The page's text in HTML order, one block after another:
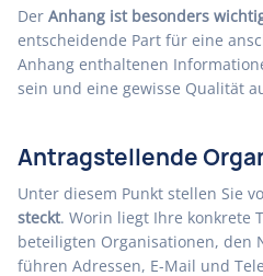
Der Anhang ist besonders
entscheidende Part für eine
Anhang enthaltenen
sein und eine gewisse Qualität
Antragstellende
Unter diesem Punkt stellen Sie
steckt. Worin liegt Ihre konkrete
beteiligten Organisationen, den
führen Adressen, E-Mail und